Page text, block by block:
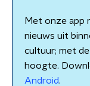
Met onze app
nieuws uit
cultuur; met
hoogte.
Android.